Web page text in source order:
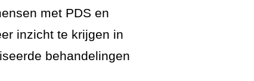
met PDS en
inzicht te krijgen in
behandelingen